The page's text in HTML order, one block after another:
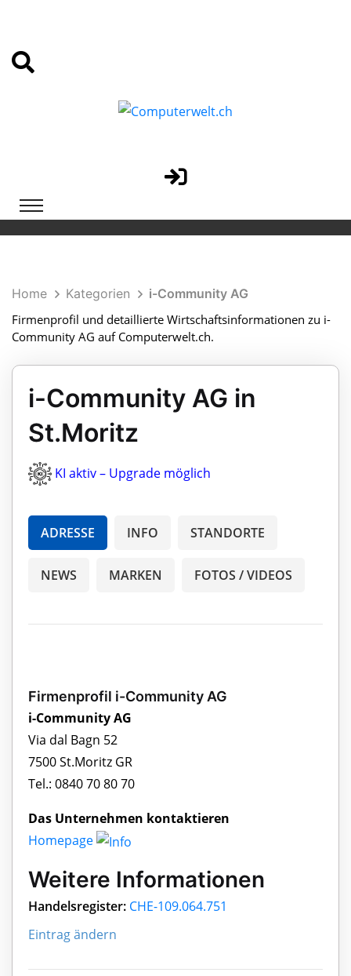
Home Kategorien
i-Community AG
Firmenprofil und detaillierte Wirtschaftsinformationen zu i-
Community AG auf Computerwelt.ch.
i-Community AG in
St.Moritz
KI aktiv – Upgrade möglich
ADRESSE INFO STANDORTE
NEWS MARKEN FOTOS / VIDEOS
Firmenprofil i-Community AG
i-Community AG
Via dal Bagn 52
7500 St.Moritz GR
Tel.: 0840 70 80 70
Das Unternehmen kontaktieren
Homepage
Weitere Informationen
Handelsregister: CHE-109.064.751
Eintrag ändern